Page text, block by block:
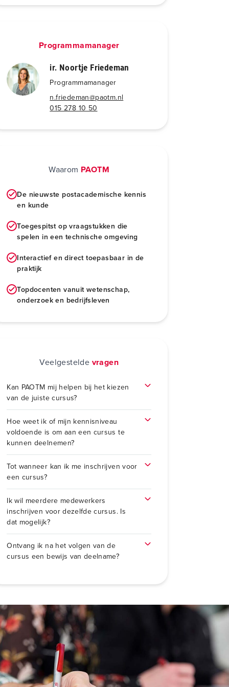
Programmamanager
ir. Noortje Friedeman
Programmamanager
n.friedeman@paotm.nl
015 278 10 50
Waarom PAOTM
De nieuwste postacademische kennis
en kunde
Toegespitst op vraagstukken die
spelen in een technische omgeving
Interactief en direct toepasbaar in de
praktijk
Topdocenten vanuit wetenschap,
onderzoek en bedrijfsleven
Veelgestelde vragen
Kan PAOTM mij helpen bij het kiezen
van de juiste cursus?
Hoe weet ik of mijn kennisniveau
voldoende is om aan een cursus te
kunnen deelnemen?
Tot wanneer kan ik me inschrijven voor
een cursus?
Ik wil meerdere medewerkers
inschrijven voor dezelfde cursus. Is
dat mogelijk?
Ontvang ik na het volgen van de
cursus een bewijs van deelname?